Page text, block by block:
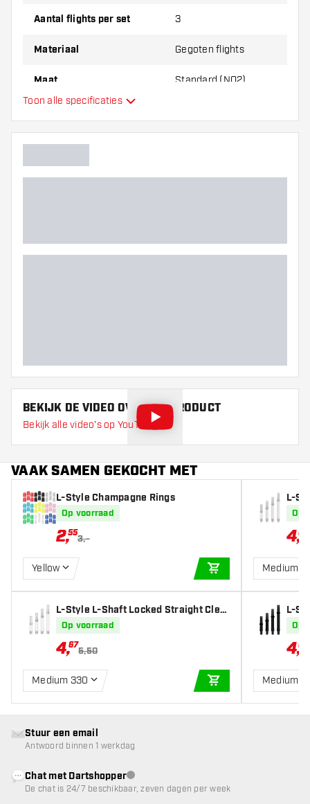
dikte van de flights om erachter te komen
Aantal flights per set 3
Materiaal Gegoten flights
Maat Standard (NO2)
Flexibiliteit
Toon alle specificaties
BEKIJK DE VIDEO OVER DIT PRODUCT
Bekijk alle video's op YouTube
VAAK SAMEN GEKOCHT MET
L-Style Champagne Rings
Op voorraad
2,55
3,-
Yellow
IN WINKELWAGEN
L-Style L-Shaft Locked Straight Clea
r - Dart Shafts
Op voorraad
4,67
5,50
Medium 330
IN WINKELWAGEN
L-
e -
Op
4,67
Medium
L-
k -
Op
4,67
Medium
Stuur een email
Antwoord binnen 1 werkdag
Chat met Dartshopperklantenservice niet beschikbaar
De chat is 24/7 beschikbaar, zeven dagen per week